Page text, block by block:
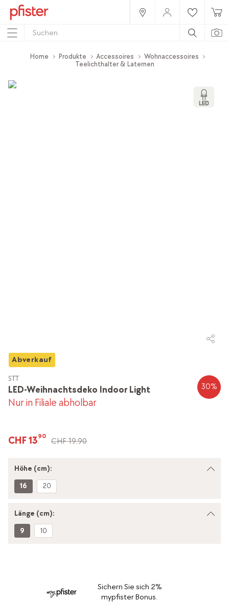
Home Produkte Accessoires
Wohnaccessoires
Teelichthalter & Laternen
Abverkauf
LED-Weihnachtsdeko Indoor Light
STT
Nur in Filiale abholbar
30%
CHF 1390
CHF 19.90
Höhe (cm):
16 20
Länge (cm):
9 10
Sichern Sie sich 2%
mypfister Bonus.